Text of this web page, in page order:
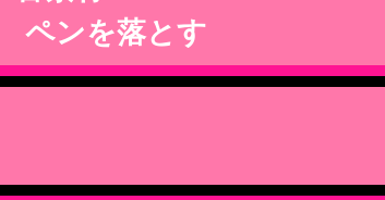
ペンを落とす